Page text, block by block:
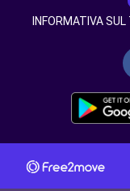
INFORMATIVA